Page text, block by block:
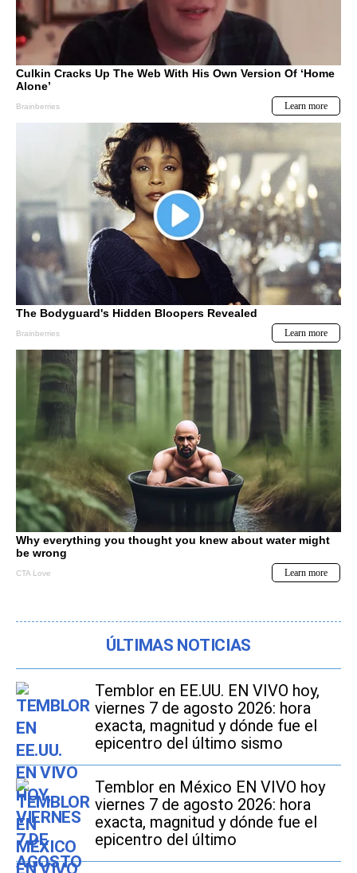
ÚLTIMAS NOTICIAS
Temblor en EE.UU. EN VIVO hoy,
viernes 7 de agosto 2026: hora
exacta, magnitud y dónde fue el
epicentro del último sismo
Temblor en México EN VIVO hoy
viernes 7 de agosto 2026: hora
exacta, magnitud y dónde fue el
epicentro del último